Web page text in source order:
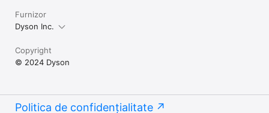
Furnizor
Dyson Inc.
Copyright
© 2024 Dyson
Politica de confidențialitate